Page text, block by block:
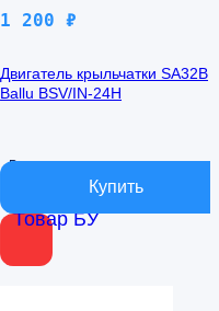
Товар БУ
1 200 ₽
Двигатель крыльчатки SA32B
Ballu BSV/IN-24H
В наличии